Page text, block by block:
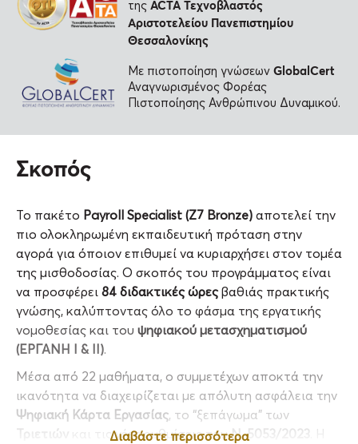
της ACTAΤεχνοβλαστός
Αριστοτελείου Πανεπιστημίου
Θεσσαλονίκης
Με πιστοποίηση γνώσεων GlobalCert
Αναγνωρισμένος Φορέας
Πιστοποίησης Ανθρώπινου Δυναμικού.
Σκοπός
Το πακέτο Payroll Specialist (Z7 Bronze) αποτελεί την
πιο ολοκληρωμένη εκπαιδευτική πρόταση στην
αγορά για όποιον επιθυμεί να κυριαρχήσει στον τομέα
της μισθοδοσίας. Ο σκοπός του προγράμματος είναι
να προσφέρει 84 διδακτικές ώρες βαθιάς πρακτικής
γνώσης, καλύπτοντας όλο το φάσμα της εργατικής
νομοθεσίας και του ψηφιακού μετασχηματισμού
(ΕΡΓΑΝΗ Ι & ΙΙ).
Μέσα από 22 μαθήματα, ο συμμετέχων αποκτά την
ικανότητα να διαχειρίζεται με απόλυτη ασφάλεια την
Ψηφιακή Κάρτα Εργασίας, το “ξεπάγωμα” των
Τριετιών
και τις νέες ρυθμίσεις τουΝ. 5053/2023
Διαβάστε περισσότερα